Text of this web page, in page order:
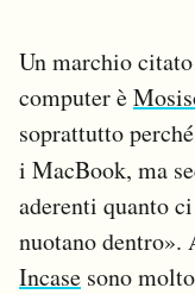
Un marchio
computer è
soprattutto
i MacBook, ma
aderenti quanto
nuotano dentro».
Incase sono